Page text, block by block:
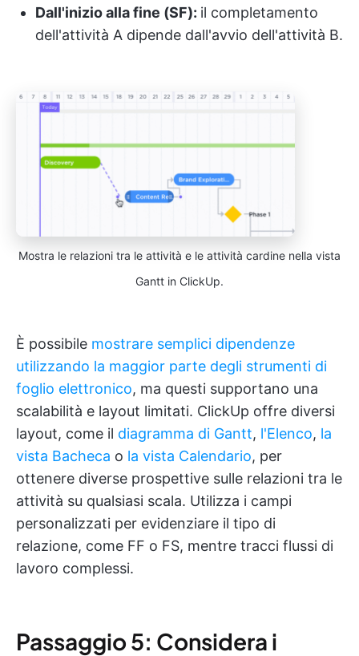
Dall'inizio alla fine (SF): il completamento
dell'attività A dipende dall'avvio dell'attività B.
Mostra le relazioni tra le attività e le attività cardine nella vista
Gantt in ClickUp.
È possibile mostrare semplici dipendenze
utilizzando la maggior parte degli strumenti di
foglio elettronico, ma questi supportano una
scalabilità e layout limitati. ClickUp offre diversi
layout, come il diagramma di Gantt, l'Elenco, la
vista Bacheca o la vista Calendario, per
ottenere diverse prospettive sulle relazioni tra le
attività su qualsiasi scala. Utilizza i campi
personalizzati per evidenziare il tipo di
relazione, come FF o FS, mentre tracci flussi di
lavoro complessi.
Passaggio 5: Considera i